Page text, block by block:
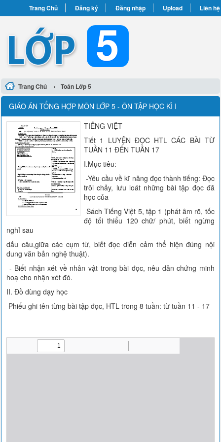
Trang Chủ Đăng ký Đăng nhập Upload Liên hệ
Trang Chủ › Toán Lớp 5
GIÁO ÁN TỔNG HỢP MÔN LỚP 5 - ÔN TẬP HỌC KÌ I
TIẾNG VIỆT
Tiết 1 LUYỆN ĐỌC HTL CÁC BÀI TỪ
TUẦN 11 ĐẾN TUẦN 17
I.Mục tiêu:
-Yêu cầu về kĩ năng đọc thành tiếng: Đọc
trôi chảy, lưu loát những bài tập đọc đã
học của
Sách Tiếng Việt 5, tập 1 (phát âm rõ, tốc
độ tối thiểu 120 chữ/ phút, biết ngừng
nghỉ sau
dấu câu,giữa các cụm từ, biết đọc diễn cảm thể hiện đúng nội
dung văn bản nghệ thuật).
- Biết nhận xét về nhân vật trong bài đọc, nêu dẫn chứng minh
hoạ cho nhận xét đó.
II. Đồ dùng dạy học
Phiếu ghi tên từng bài tập đọc, HTL trong 8 tuần: từ tuần 11 - 17